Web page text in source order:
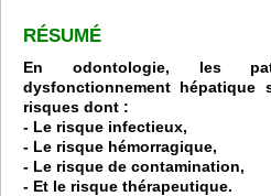
RÉSUMÉ
En odontologie, les
dysfonctionnement hépatique
risques dont :
- Le risque infectieux,
- Le risque hémorragique,
- Le risque de contamination,
- Et le risque thérapeutique.